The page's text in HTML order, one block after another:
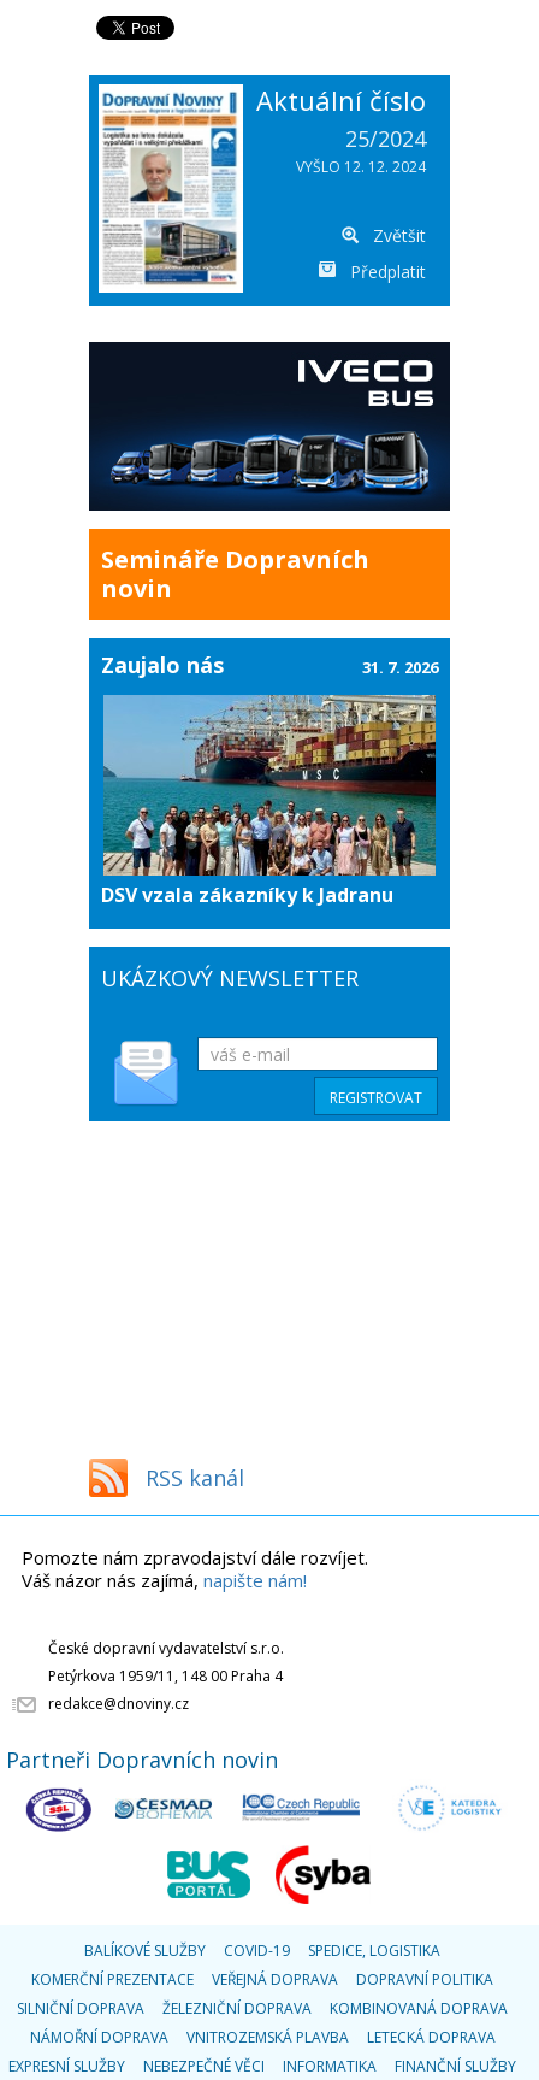
Aktuální číslo
25/2024
VYŠLO 12. 12. 2024
Zvětšit
Předplatit
Semináře Dopravních
novin
Zaujalo nás
DSV vzala zákazníky k Jadranu
31. 7. 2026
UKÁZKOVÝ NEWSLETTER
RSS kanál
Pomozte nám zpravodajství dále rozvíjet.
Váš názor nás zajímá, napište nám!
České dopravní vydavatelství s.r.o.
Petýrkova 1959/11, 148 00 Praha 4
redakce@dnoviny.cz
Partneři Dopravních novin
BALÍKOVÉ SLUŽBY COVID-19
SPEDICE, LOGISTIKA
KOMERČNÍ PREZENTACE
VEŘEJNÁ DOPRAVA
DOPRAVNÍ POLITIKA
SILNIČNÍ DOPRAVA
ŽELEZNIČNÍ DOPRAVA
KOMBINOVANÁ DOPRAVA
NÁMOŘNÍ DOPRAVA
VNITROZEMSKÁ PLAVBA
LETECKÁ DOPRAVA
EXPRESNÍ SLUŽBY
NEBEZPEČNÉ VĚCI INFORMATIKA FINANČNÍ SLUŽBY